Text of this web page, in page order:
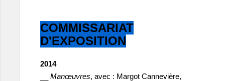
COMMISSARIAT
D'EXPOSITION
2014
Manœuvres, avec : Margot Cannevière,